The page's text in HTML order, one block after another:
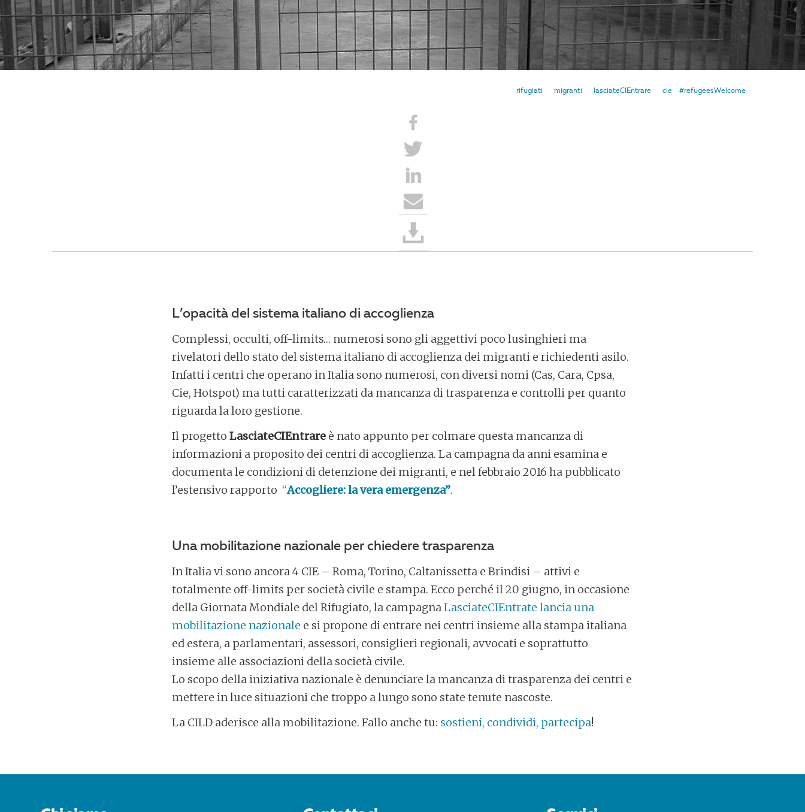
#refugeesWelcome
cie
lasciateCIEntrare
migranti
rifugiati
L’opacità del sistema italiano di accoglienza
Complessi, occulti, off-limits… numerosi sono gli aggettivi poco lusinghieri ma
rivelatori dello stato del sistema italiano di accoglienza dei migranti e richiedenti asilo.
Infatti i centri che operano in Italia sono numerosi, con diversi nomi (Cas, Cara, Cpsa,
Cie, Hotspot) ma tutti caratterizzati da mancanza di trasparenza e controlli per quanto
riguarda la loro gestione.
Il progetto LasciateCIEntrare è nato appunto per colmare questa mancanza di
informazioni a proposito dei centri di accoglienza. La campagna da anni esamina e
documenta le condizioni di detenzione dei migranti, e nel febbraio 2016 ha pubblicato
l’estensivo rapporto “Accogliere: la vera emergenza”.
Una mobilitazione nazionale per chiedere trasparenza
In Italia vi sono ancora 4 CIE – Roma, Torino, Caltanissetta e Brindisi – attivi e
totalmente off-limits per società civile e stampa. Ecco perché il 20 giugno, in occasione
della Giornata Mondiale del Rifugiato, la campagnaLasciateCIEntrate lancia una
mobilitazione nazionale e si propone di entrare nei centri insieme alla stampa italiana
ed estera, a parlamentari, assessori, consiglieri regionali, avvocati e soprattutto
insieme alle associazioni della società civile.
Lo scopo della iniziativa nazionale è denunciare la mancanza di trasparenza dei centri e
mettere in luce situazioni che troppo a lungo sono state tenute nascoste.
La CILD aderisce alla mobilitazione. Fallo anche tu: sostieni, condividi, partecipa!
POST